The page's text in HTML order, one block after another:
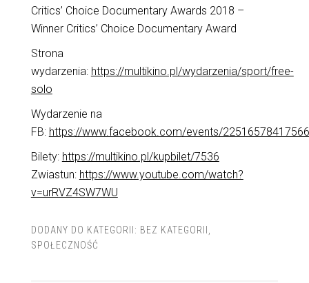
Critics’ Choice Documentary Awards 2018 –
Winner Critics’ Choice Documentary Award
Strona
wydarzenia: https://multikino.pl/wydarzenia/sport/free-
solo
Wydarzenie na
FB: https://www.facebook.com/events/
Bilety: https://multikino.pl/kupbilet/7536
Zwiastun: https://www.youtube.com/watch?
v=urRVZ4SW7WU
DODANY DO KATEGORII: BEZ KATEGORII
SPOŁECZNOŚĆ